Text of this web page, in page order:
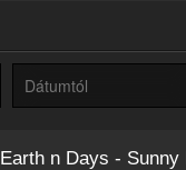
Earth n Days - Sunny